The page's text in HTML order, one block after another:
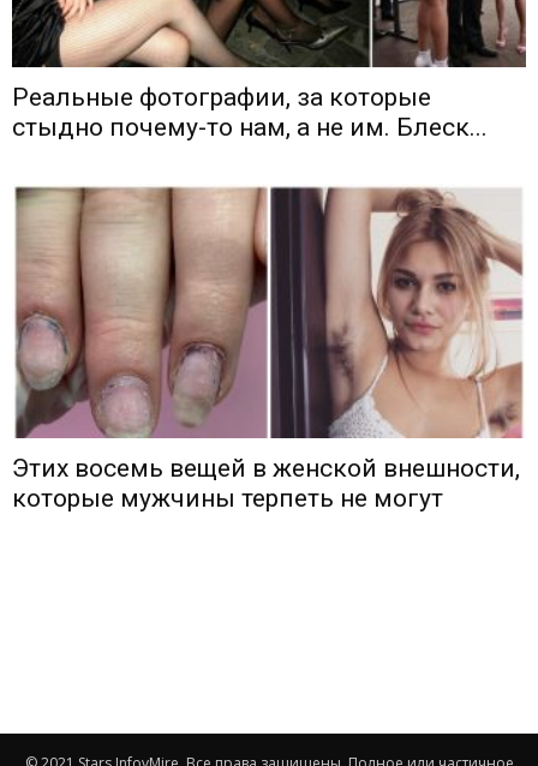
Реальные фотографии, за которые
стыдно почему-то нам, а не им. Блеск...
Этих восемь вещей в женской внешности,
которые мужчины терпеть не могут